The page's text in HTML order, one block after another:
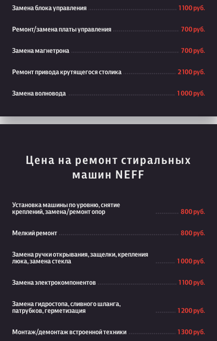
Замена блока управления 1 100 руб.
Ремонт/замена платы управления 700 руб.
Замена магнетрона 700 руб.
Ремонт привода крутящегося столика 2 100 руб.
Замена волновода 1 000 руб.
Цена на ремонт стиральных
машин NEFF
Установка машины по уровню, снятие
креплений, замена/ремонт опор
800 руб.
Мелкий ремонт 800 руб.
Замена ручки открывания, защелки, крепления
люка, замена стекла
1 000 руб.
Замена электрокомпонентов 1 100 руб.
Замена гидростопа, сливного шланга,
патрубков, герметизация
1 200 руб.
Монтаж/демонтаж встроенной техники 1 300 руб.